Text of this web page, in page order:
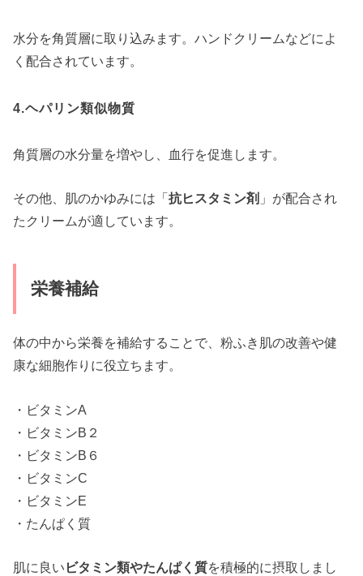
水分を角質層に取り込みます。ハンドクリームなどによ
く配合されています。
4.ヘパリン類似物質
角質層の水分量を増やし、血行を促進します。
その他、肌のかゆみには「抗ヒスタミン剤 」が配合され
たクリームが適しています。
栄養補給
体の中から栄養を補給することで、粉ふき肌の改善や健
康な細胞作りに役立ちます。
・ビタミンA
・ビタミンB２
・ビタミンB６
・ビタミンC
・ビタミンE
・たんぱく質
肌に良い ビタミン類やたんぱく質を積極的に摂取しまし